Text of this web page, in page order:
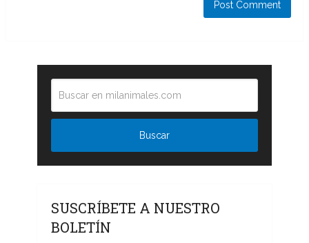
SUSCRÍBETE A NUESTRO
BOLETÍN